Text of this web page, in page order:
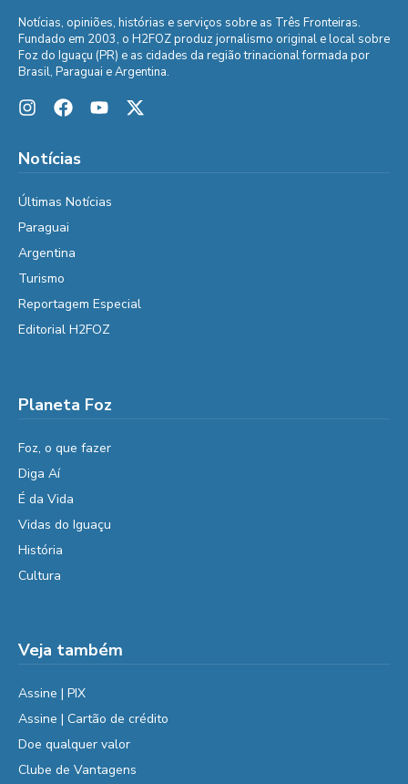
Notícias, opiniões, histórias e serviços sobre as Três Fronteiras.
Fundado em 2003, o H2FOZ produz jornalismo original e local sobre
Foz do Iguaçu (PR) e as cidades da região trinacional formada por
Brasil, Paraguai e Argentina.
Notícias
Últimas Notícias
Paraguai
Argentina
Turismo
Reportagem Especial
Editorial H2FOZ
Planeta Foz
Foz, o que fazer
Diga Aí
É da Vida
Vidas do Iguaçu
História
Cultura
Veja também
Assine | PIX
Assine | Cartão de crédito
Doe qualquer valor
Clube de Vantagens